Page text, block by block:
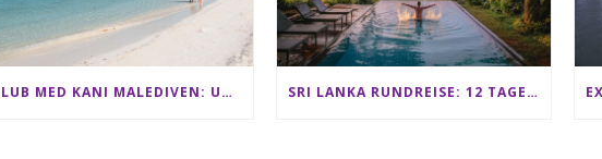
CLUB MED KANI MALEDIVEN: UNSERE ERFAHRUNGEN IM ALL-INCLUSIVE PARADIES SRI LANKA RUNDREISE: 12 TAGE ZWISCHEN ELEFANTEN, TEEPLANTAGEN & STRAND ALS FAMILIE